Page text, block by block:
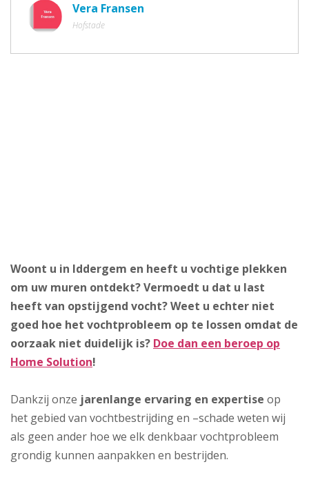
Vera Fransen
Hofstade
Woont u in Iddergem en heeft u vochtige plekken
om uw muren ontdekt? Vermoedt u dat u last
heeft van opstijgend vocht? Weet u echter niet
goed hoe het vochtprobleem op te lossen omdat de
oorzaak niet duidelijk is? Doe dan een beroep op
Home Solution!
Dankzij onze jarenlange ervaring en expertise op
het gebied van vochtbestrijding en –schade weten wij
als geen ander hoe we elk denkbaar vochtprobleem
grondig kunnen aanpakken en bestrijden.